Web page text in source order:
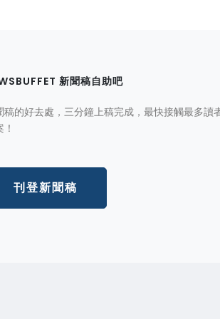
新聞稿自助吧
稿的好去處，三分鐘上稿完成，最快接觸最多讀
刊登新聞稿